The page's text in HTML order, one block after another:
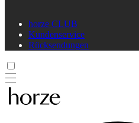
horze CLUB
Kundenservice
Rücksendungen